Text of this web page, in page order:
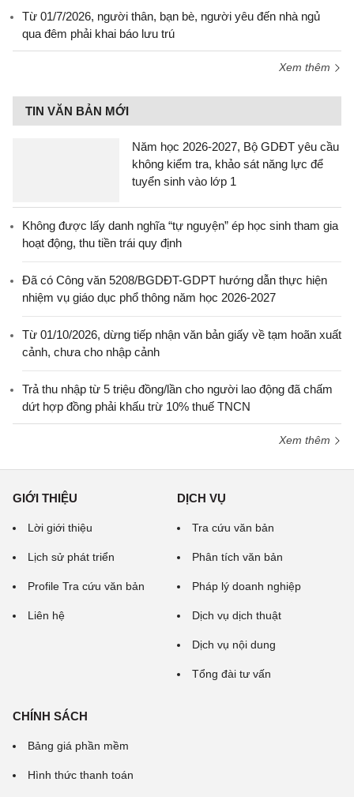
Từ 01/7/2026, người thân, bạn bè, người yêu đến nhà ngủ
qua đêm phải khai báo lưu trú
Xem thêm
TIN VĂN BẢN MỚI
Năm học 2026-2027, Bộ GDĐT yêu cầu
không kiểm tra, khảo sát năng lực để
tuyển sinh vào lớp 1
Không được lấy danh nghĩa “tự nguyện” ép học sinh tham gia
hoạt động, thu tiền trái quy định
Đã có Công văn 5208/BGDĐT-GDPT hướng dẫn thực hiện
nhiệm vụ giáo dục phổ thông năm học 2026-2027
Từ 01/10/2026, dừng tiếp nhận văn bản giấy về tạm hoãn xuất
cảnh, chưa cho nhập cảnh
Trả thu nhập từ 5 triệu đồng/lần cho người lao động đã chấm
dứt hợp đồng phải khấu trừ 10% thuế TNCN
Xem thêm
GIỚI THIỆU
Lời giới thiệu
Lịch sử phát triển
Profile Tra cứu văn bản
Liên hệ
DỊCH VỤ
Tra cứu văn bản
Phân tích văn bản
Pháp lý doanh nghiệp
Dịch vụ dịch thuật
Dịch vụ nội dung
Tổng đài tư vấn
CHÍNH SÁCH
Bảng giá phần mềm
Hình thức thanh toán